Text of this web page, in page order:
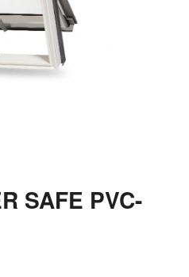
SAFE PVC-